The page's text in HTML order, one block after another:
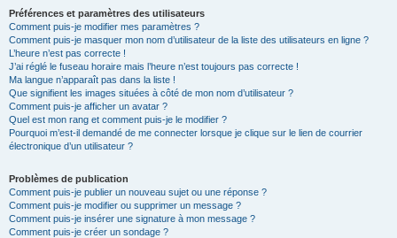
Préférences et paramètres des utilisateurs
Comment puis-je modifier mes paramètres ?
Comment puis-je masquer mon nom d’utilisateur de la liste des utilisateurs en ligne ?
L’heure n’est pas correcte !
J’ai réglé le fuseau horaire mais l’heure n’est toujours pas correcte !
Ma langue n’apparaît pas dans la liste !
Que signifient les images situées à côté de mon nom d’utilisateur ?
Comment puis-je afficher un avatar ?
Quel est mon rang et comment puis-je le modifier ?
Pourquoi m’est-il demandé de me connecter lorsque je clique sur le lien de courrier
électronique d’un utilisateur ?
Problèmes de publication
Comment puis-je publier un nouveau sujet ou une réponse ?
Comment puis-je modifier ou supprimer un message ?
Comment puis-je insérer une signature à mon message ?
Comment puis-je créer un sondage ?